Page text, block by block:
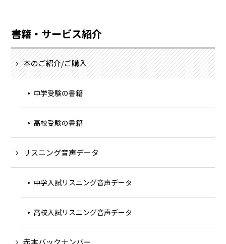
書籍・サービス紹介
本のご紹介/ご購入
中学受験の書籍
高校受験の書籍
リスニング音声データ
中学入試リスニング音声データ
高校入試リスニング音声データ
赤本バックナンバー